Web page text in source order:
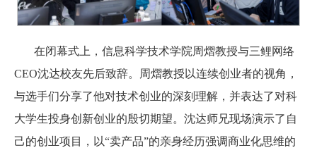
在闭幕式上，信息科学技术学院周熠教授与三鲤网络
CEO沈达校友先后致辞。周熠教授以连续创业者的视角，
与选手们分享了他对技术创业的深刻理解，并表达了对科
大学生投身创新创业的殷切期望。沈达师兄现场演示了自
己的创业项目，以“卖产品”的亲身经历强调商业化思维的